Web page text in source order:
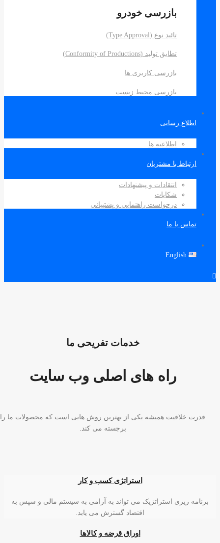
بازرسی خودرو
تائید نوع (Type Approval)
تطابق تولید (Conformity of Productions)
بازرسی کاربری ها
بازرسی محیط زیست
اطلاع رسانی
اطلاعیه ها
ارتباط با مشتریان
انتقادات و پیشنهادات
شکایات
درخواست راهنمایی و پشتیبانی
تماس با ما
English
خدمات تفریحی ما
راه های اصلی وب سایت
قدرت خلاقیت همیشه یکی از بهترین روش هایی است که محصولات ما را
برجسته می کند.
استراتژی کسب و کار
برنامه ریزی استراتژیک می تواند به آرامی به سیستم مالی و سپس به
اقتصاد گسترش می یابد.
اوراق قرضه و کالاها